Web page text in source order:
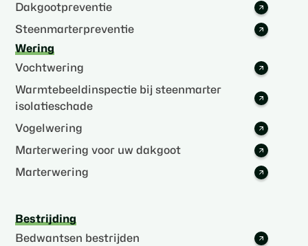
Dakgootpreventie
Steenmarterpreventie
Wering
Vochtwering
Warmtebeeldinspectie bij steenmarter
isolatieschade
Vogelwering
Marterwering voor uw dakgoot
Marterwering
Bestrijding
Bedwantsen bestrijden